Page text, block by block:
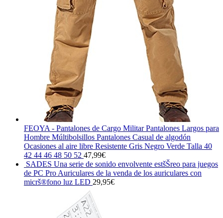
FEOYA - Pantalones de Cargo Militar Pantalones Largos para
Hombre Múltibolsillos Pantalones Casual de algodón
Ocasiones al aire libre Resistente Gris Negro Verde Talla 40
42 44 46 48 50 52 47,99€
SADES Una serie de sonido envolvente estšŠreo para juegos
de PC Pro Auriculares de la venda de los auriculares con
micrš®fono luz LED 29,95€